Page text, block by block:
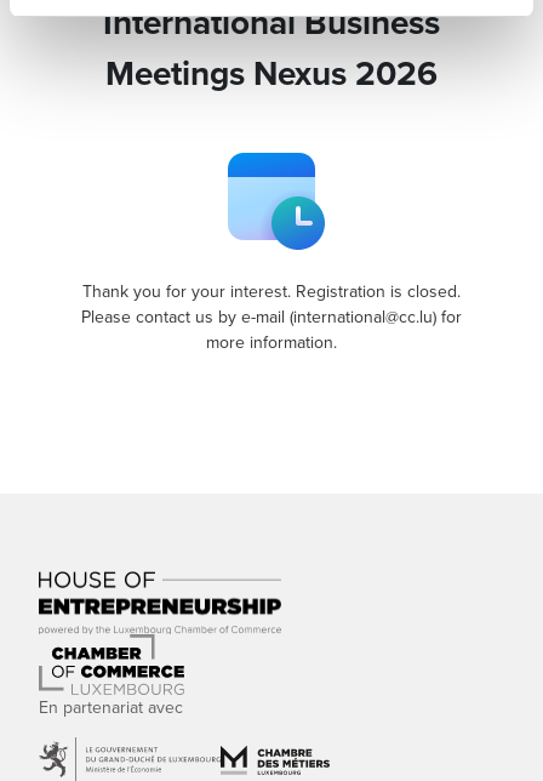
International Business
Meetings Nexus 2026
Thank you for your interest. Registration is closed.
Please contact us by e-mail (international@cc.lu) for
more information.
En partenariat avec